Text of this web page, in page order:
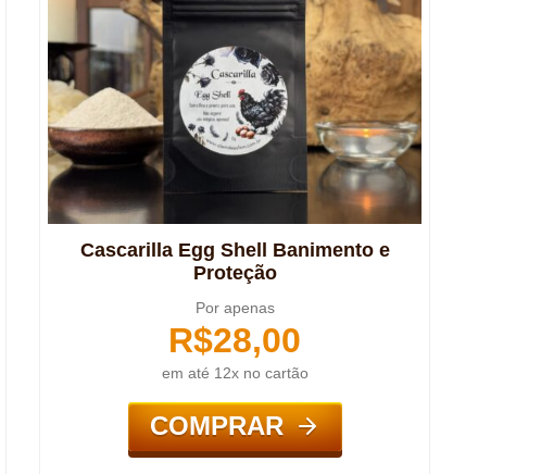
Cascarilla Egg Shell Banimento e
Proteção
Por apenas
R$28,00
em até 12x no cartão
COMPRAR